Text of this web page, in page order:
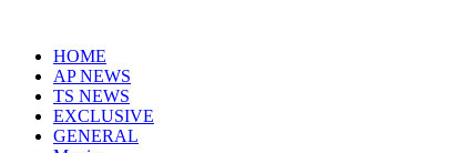
contentHOME
AP NEWS
TS NEWS
EXCLUSIVE
GENERAL